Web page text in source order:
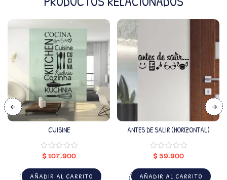
CUISINE
$107.900
AÑADIR AL CARRITO
ANTES DE SALIR (HORIZONTAL)
$59.900
AÑADIR AL CARRITO